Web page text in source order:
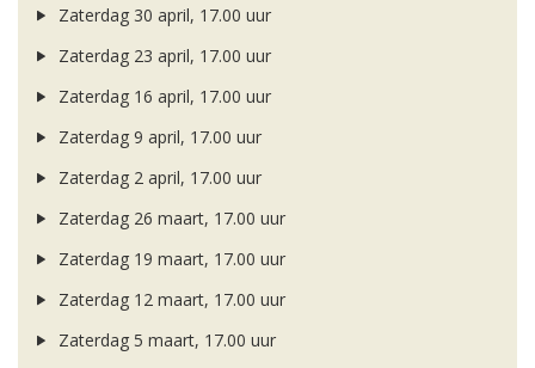
Zaterdag 30 april, 17.00 uur
Zaterdag 23 april, 17.00 uur
Zaterdag 16 april, 17.00 uur
Zaterdag 9 april, 17.00 uur
Zaterdag 2 april, 17.00 uur
Zaterdag 26 maart, 17.00 uur
Zaterdag 19 maart, 17.00 uur
Zaterdag 12 maart, 17.00 uur
Zaterdag 5 maart, 17.00 uur